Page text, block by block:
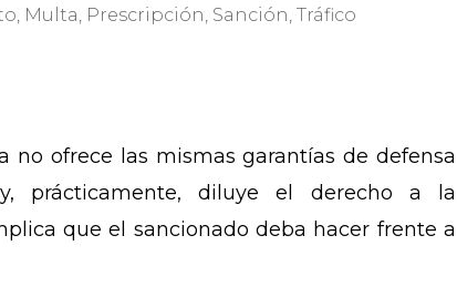
, Multa, Prescripción, Sanción, Tráfico
no ofrece las mismas garantías de defensa
prácticamente, diluye el derecho a la
que el sancionado deba hacer frente a